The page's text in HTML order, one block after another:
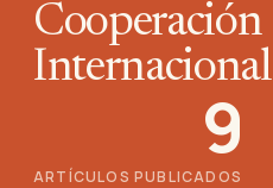
Cooperación
Internacional
9
ARTÍCULOS PUBLICADOS